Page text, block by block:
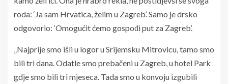
roda: ‘Ja sam Hrvatica, želim u Zagreb’. Samo je drsko
odgovorio: ‘Omogućit ćemo gospođi put za Zagreb’.
„Najprije smo išli u logor u Srijemsku Mitrovicu, tamo smo
bili tri dana. Odatle smo prebačeni u Zagreb, u hotel Park
gdje smo bili tri mjeseca. Tada smo u konvoju izgubili